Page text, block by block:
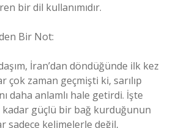
bir dil kullanımıdır.
Bir Not:
İran’dan döndüğünde ilk kez
çok zaman geçmişti ki, sarılıp
daha anlamlı hale getirdi. İşte
kadar güçlü bir bağ kurduğunun
sadece kelimelerle değil,